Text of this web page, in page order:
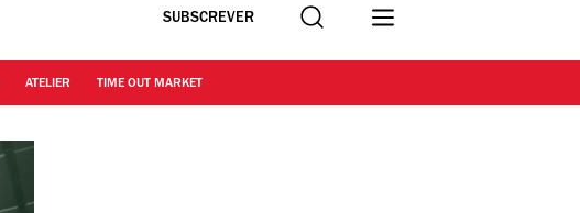
SUBSCREVER Procurar
ATELIER TIME OUT MARKET